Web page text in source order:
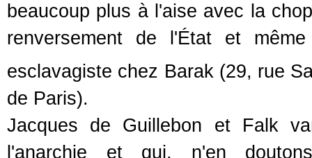
beaucoup plus à l'aise avec la
renversement de l'État et
esclavagiste chez Barak (29, rue
de Paris).
Jacques de Guillebon et Falk
l'anarchie et qui, n'en